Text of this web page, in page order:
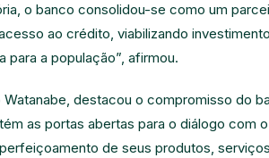
o banco consolidou-se como um
ao crédito, viabilizando
a população”, afirmou.
destacou o compromisso do
as portas abertas para o diálogo com
de seus produtos,